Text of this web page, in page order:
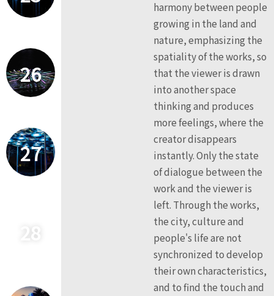
26
27
28
harmony between people
growing in the land and
nature, emphasizing the
spatiality of the works, so
that the viewer is drawn
into another space
thinking and produces
more feelings, where the
creator disappears
instantly. Only the state
of dialogue between the
work and the viewer is
left. Through the works,
the city, culture and
people's life are not
synchronized to develop
their own characteristics,
and to find the touch and